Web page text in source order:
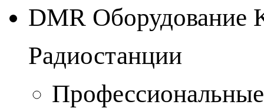
DMR Оборудование
Радиостанции